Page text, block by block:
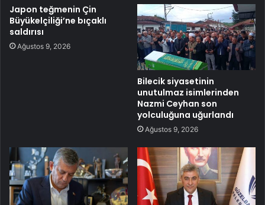
Japon teğmenin Çin
Büyükelçiliği’ne bıçaklı
saldırısı
Ağustos 9, 2026
Bilecik siyasetinin
unutulmaz isimlerinden
Nazmi Ceyhan son
yolculuğuna uğurlandı
Ağustos 9, 2026